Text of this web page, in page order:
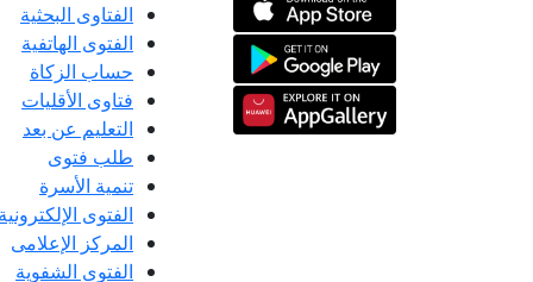
الفتاوى البحثية
الفتوى الهاتفية
حساب الزكاة
فتاوى الأقليات
التعليم عن بعد
طلب فتوى
تنمية الأسرة
الفتوى الإلكترونية
المركز الإعلامى
الفتوى الشفوية